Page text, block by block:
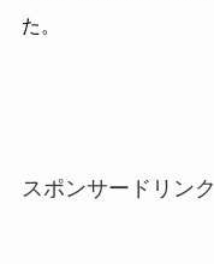
た。
スポンサードリンク